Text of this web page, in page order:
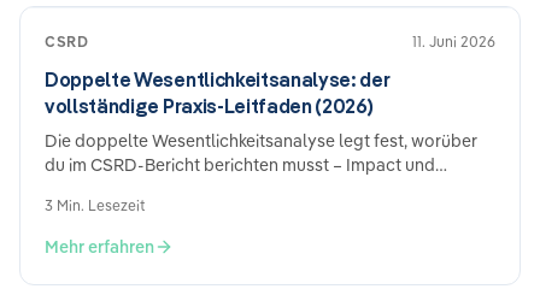
CSRD 11. Juni 2026
Doppelte Wesentlichkeitsanalyse: der
vollständige Praxis-Leitfaden (2026)
Die doppelte Wesentlichkeitsanalyse legt fest, worüber
du im CSRD-Bericht berichten musst – Impact und
3 Min. Lesezeit
Mehr erfahren